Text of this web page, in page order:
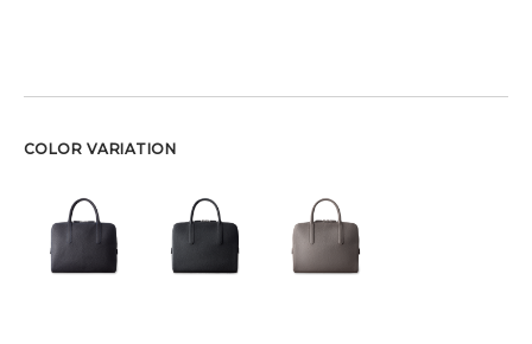
COLOR VARIATION